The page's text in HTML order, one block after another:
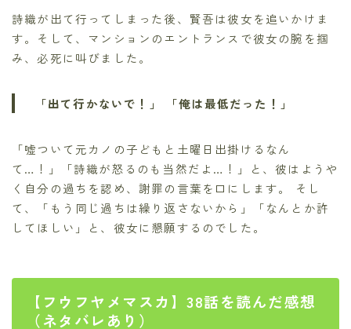
詩織が出て行ってしまった後、賢吾は彼女を追いかけま
す。そして、マンションのエントランスで彼女の腕を掴
み、必死に叫びました。
「出て行かないで！」 「俺は最低だった！」
「嘘ついて元カノの子どもと土曜日出掛けるなん
て…！」「詩織が怒るのも当然だよ…！」と、彼はようや
く自分の過ちを認め、謝罪の言葉を口にします。 そし
て、「もう同じ過ちは繰り返さないから」「なんとか許
してほしい」と、彼女に懇願するのでした。
【フウフヤメマスカ】38話を読んだ感想
（ネタバレあり）